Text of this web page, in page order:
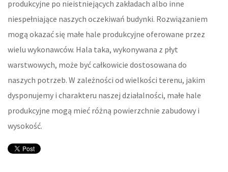
OŚWIATA
PLACÓWKI EDUKACYJNE
KURSY JĘZYKOWE
KONFERENCJE, SALE SZKOLENIOWE
KURSY I SZKOLENIA
produkcyjne po nieistniejących zakładach albo inne
niespełniające naszych oczekiwań budynki. Rozwiązaniem
mogą okazać się małe hale produkcyjne oferowane przez
wielu wykonawców. Hala taka, wykonywana z płyt
warstwowych, może być całkowicie dostosowana do
naszych potrzeb. W zależności od wielkości terenu, jakim
dysponujemy i charakteru naszej działalności, małe hale
produkcyjne mogą mieć różną powierzchnie zabudowy i
wysokość.